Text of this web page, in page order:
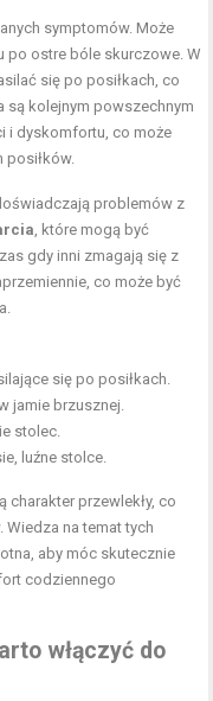
symptomów. Może
po ostre bóle skurczowe. W
się po posiłkach, co
są kolejnym powszechnym
i dyskomfortu, co może
posiłków.
problemów z
, które mogą być
gdy inni zmagają się z
co może być
się po posiłkach.
jamie brzusznej.
stolec.
luźne stolce.
charakter przewlekły, co
Wiedza na temat tych
aby móc skutecznie
codziennego
włączyć do